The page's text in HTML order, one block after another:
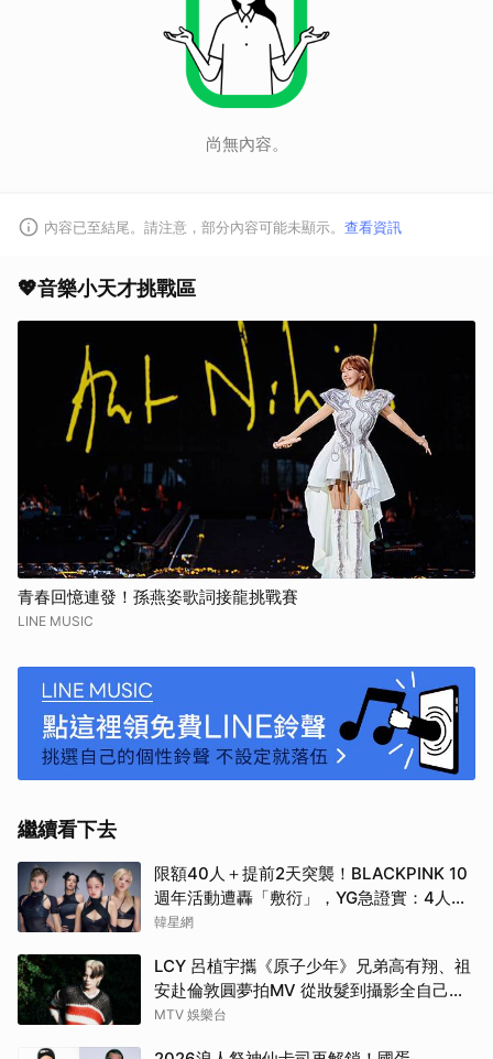
尚無內容。
內容已至結尾。請注意，部分內容可能未顯示。 查看資訊
💖音樂小天才挑戰區
青春回憶連發！孫燕姿歌詞接龍挑戰賽
LINE MUSIC
繼續看下去
限額40人＋提前2天突襲！BLACKPINK 10
週年活動遭轟「敷衍」，YG急證實：4人確
定完全體出席
韓星網
LCY 呂植宇攜《原子少年》兄弟高有翔、祖
安赴倫敦圓夢拍MV 從妝髮到攝影全自己
來！
MTV 娛樂台